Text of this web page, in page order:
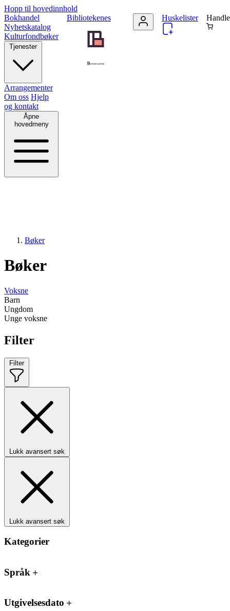
Hopp til hovedinnhold
Bibliotekenes
Bokhandel
Nyhetskatalog
Kulturfondbøker
Tjenester
Arrangementer
Om oss Hjelp
og kontakt
Åpne
hovedmeny
Huskelister
Bøker
Bøker
Voksne
Barn
Ungdom
Unge voksne
Filter
Filter
Lukk avansert søk
Lukk avansert søk
Kategorier
Språk
Utgivelsesdato